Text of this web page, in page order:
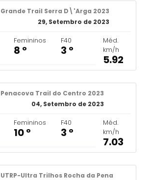
Grande Trail Serra D\'Arga 2023
29, Setembro de 2023
Femininos
8 º
F40
3 º
Méd.
km/h
5.92
Penacova Trail do Centro 2023
04, Setembro de 2023
Femininos
10 º
F40
3 º
Méd.
km/h
7.03
UTRP-Ultra Trilhos Rocha da Pena